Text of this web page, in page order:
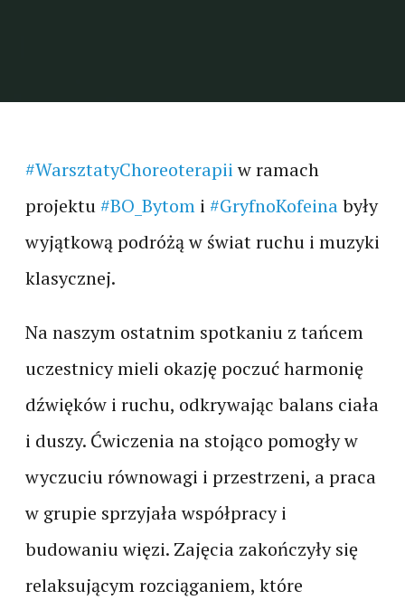
#WarsztatyChoreoterapiiw ramach
projektu#BO_Bytom i #GryfnoKofeinabyły
wyjątkową podróżą w świat ruchu i muzyki
klasycznej.
Na naszym ostatnim spotkaniu z tańcem
uczestnicy mieli okazję poczuć harmonię
dźwięków i ruchu, odkrywając balans ciała
i duszy. Ćwiczenia na stojąco pomogły w
wyczuciu równowagi i przestrzeni, a praca
w grupie sprzyjała współpracy i
budowaniu więzi. Zajęcia zakończyły się
relaksującym rozciąganiem, które